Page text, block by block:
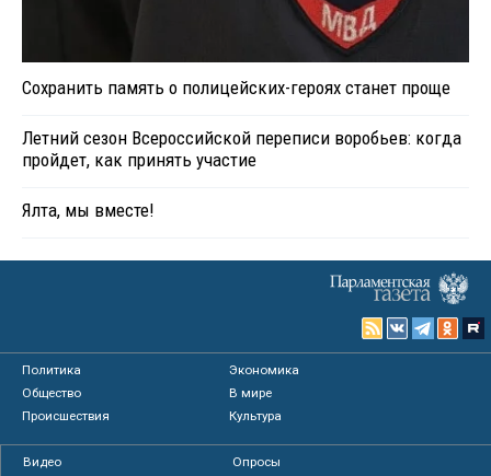
Сохранить память о полицейских-героях станет проще
Летний сезон Всероссийской переписи воробьев: когда
пройдет, как принять участие
Ялта, мы вместе!
Политика
Экономика
Общество
В мире
Происшествия
Культура
Видео
Опросы